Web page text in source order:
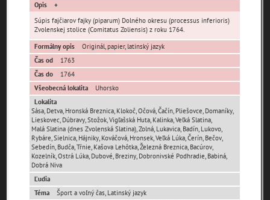
Pamäť mesta Stupava
Iné lokality
0-
9
A B C D E F G H
J K L M N O P R
T U V W X Y Z
Abaújszántó (HU)
Abrahám(3)
Opis
Súpis fajčiarov fajky (piparum) Dolného okresu (processus inferioris)
Zvolenskej stolice (Comitatus Zoliensis) z roku 1764.
Formálny opis
Originál, papier, latinský jazyk
Čas od
1763
Čas do
1764
Všeobecná lokalita
Uhorsko
Lokalita
Sása, Detva, Hronská Breznica, Klokoč,Očová,Čačín, Pliešovce, Domaníky,
Lieskovec, Dúbravy,Stožok,Vigľašská Huta, Kalinka,Veľká Slatina,
Malá Slatina (dnes Zvolenská Slatina),Zolná, Lukavica, Badín, Lukovo,
Rybáre,Sielnica, Hájniky, Kováčová, Hronsek,Veľká Lúka,Čerín, Bečov,
Sebedín, Budča,Tŕnie, Kašova Lehôtka,Železná Breznica, Bacúrov,
Kozelník,Ostrá Lúka, Dubové, Breziny, Dobronivské Podhradie, Babiná,
Dobrá Niva
Ľudia
Téma
Šport a voľný čas, Latinský jazyk